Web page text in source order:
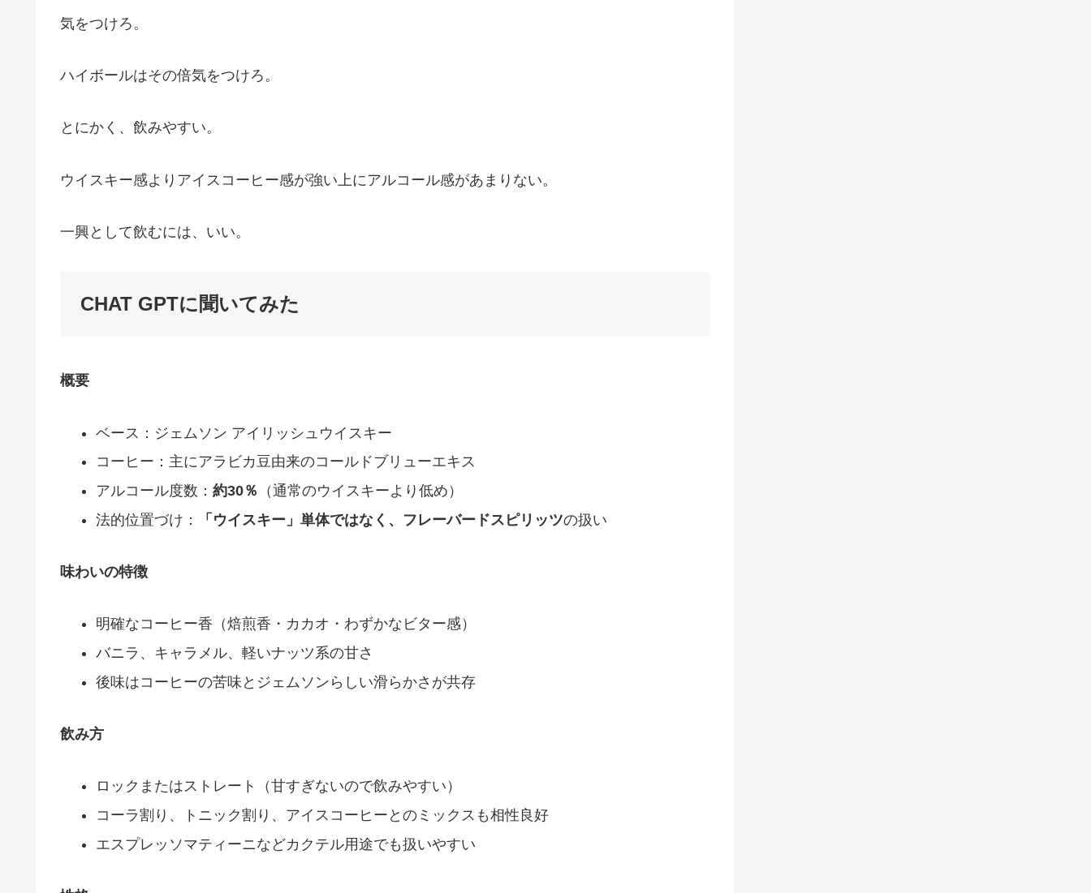
気をつけろ。
ハイボールはその倍気をつけろ。
とにかく、飲みやすい。
ウイスキー感よりアイスコーヒー感が強い上にアルコール感があまりない。
一興として飲むには、いい。
CHAT GPTに聞いてみた
概要
ベース：ジェムソン アイリッシュウイスキー
コーヒー：主にアラビカ豆由来のコールドブリューエキス
アルコール度数： 約30％ （通常のウイスキーより低め）
法的位置づけ：
「ウイスキー」単体ではなく、フレーバードスピリッツの扱い
味わいの特徴
明確なコーヒー香（焙煎香・カカオ・わずかなビター感）
バニラ、キャラメル、軽いナッツ系の甘さ
後味はコーヒーの苦味とジェムソンらしい滑らかさが共存
飲み方
ロックまたはストレート（甘すぎないので飲みやすい）
コーラ割り、トニック割り、アイスコーヒーとのミックスも相性良好
エスプレッソマティーニなどカクテル用途でも扱いやすい